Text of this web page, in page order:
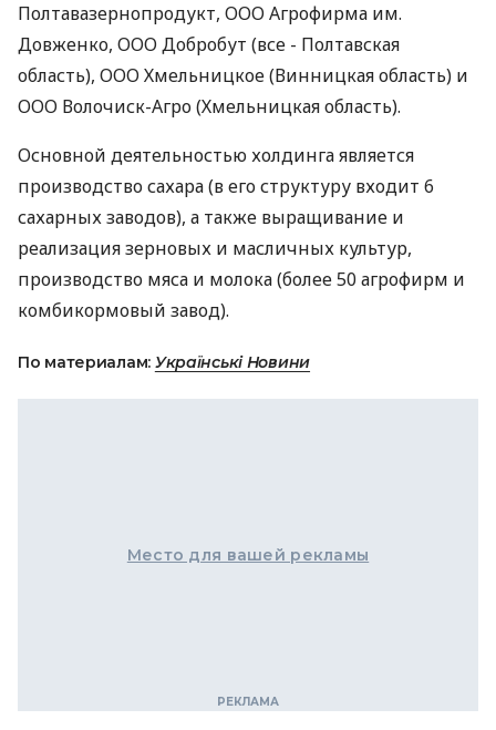
Полтавазернопродукт, ООО Агрофирма им.
Довженко, ООО Добробут (все - Полтавская
область), ООО Хмельницкое (Винницкая область) и
ООО Волочиск-Агро (Хмельницкая область).
Основной деятельностью холдинга является
производство сахара (в его структуру входит 6
сахарных заводов), а также выращивание и
реализация зерновых и масличных культур,
производство мяса и молока (более 50 агрофирм и
комбикормовый завод).
По материалам: Українські Новини
Место для вашей рекламы